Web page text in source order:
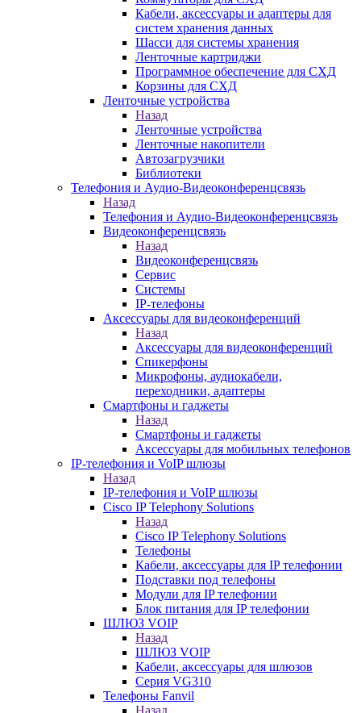
Кабели, аксессуары и адаптеры для
систем хранения данных
Шасси для системы хранения
Ленточные картриджи
Программное обеспечение для СХД
Корзины для СХД
Ленточные устройства
Назад
Ленточные устройства
Ленточные накопители
Автозагрузчики
Библиотеки
Телефония и Аудио-Видеоконференцсвязь
Назад
Телефония и Аудио-Видеоконференцсвязь
Видеоконференцсвязь
Назад
Видеоконференцсвязь
Сервис
Системы
IP-телефоны
Аксессуары для видеоконференций
Назад
Аксессуары для видеоконференций
Спикерфоны
Микрофоны, аудиокабели,
переходники, адаптеры
Смартфоны и гаджеты
Назад
Смартфоны и гаджеты
Аксессуары для мобильных телефонов
IP-телефония и VoIP шлюзы
Назад
IP-телефония и VoIP шлюзы
Cisco IP Telephony Solutions
Назад
Cisco IP Telephony Solutions
Телефоны
Кабели, аксессуары для IP телефонии
Подставки под телефоны
Модули для IP телефонии
Блок питания для IP телефонии
ШЛЮЗ VOIP
Назад
ШЛЮЗ VOIP
Кабели, аксессуары для шлюзов
Серия VG310
Телефоны Fanvil
Назад